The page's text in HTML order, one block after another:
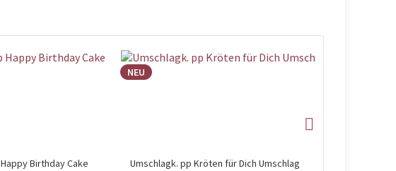
Birthday Cake
NEU
Umschlagk. pp Kröten für Dich Umschlag